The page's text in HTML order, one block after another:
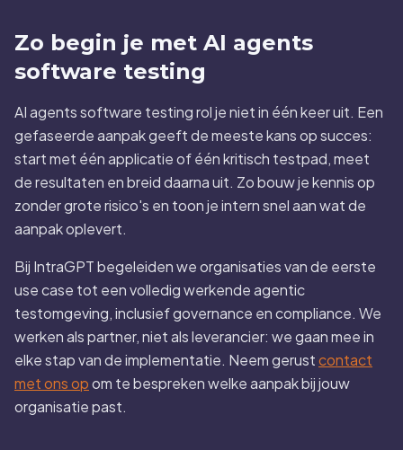
Zo begin je met AI agents
software testing
AI agents software testing rol je niet in één keer uit. Een
gefaseerde aanpak geeft de meeste kans op succes:
start met één applicatie of één kritisch testpad, meet
de resultaten en breid daarna uit. Zo bouw je kennis op
zonder grote risico's en toon je intern snel aan wat de
aanpak oplevert.
Bij IntraGPT begeleiden we organisaties van de eerste
use case tot een volledig werkende agentic
testomgeving, inclusief governance en compliance. We
werken als partner, niet als leverancier: we gaan mee in
elke stap van de implementatie. Neem gerustcontact
met ons opom te bespreken welke aanpak bij jouw
organisatie past.